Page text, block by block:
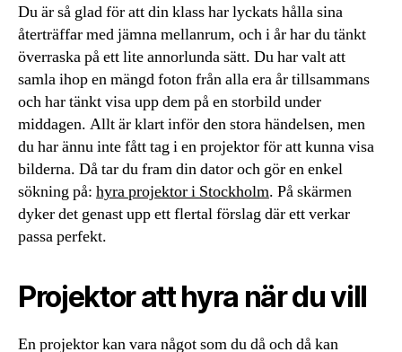
Du är så glad för att din klass har lyckats hålla sina
återträffar med jämna mellanrum, och i år har du tänkt
överraska på ett lite annorlunda sätt. Du har valt att
samla ihop en mängd foton från alla era år tillsammans
och har tänkt visa upp dem på en storbild under
middagen. Allt är klart inför den stora händelsen, men
du har ännu inte fått tag i en projektor för att kunna visa
bilderna. Då tar du fram din dator och gör en enkel
sökning på: hyra projektor i Stockholm. På skärmen
dyker det genast upp ett flertal förslag där ett verkar
passa perfekt.
Projektor att hyra när du vill
En projektor kan vara något som du då och då kan